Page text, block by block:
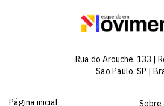
Rua do Arouche, 133 |
São Paulo, SP |
Página inicial Sobre